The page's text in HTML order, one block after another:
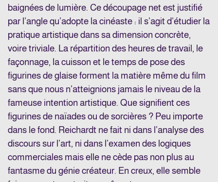
baignées de lumière. Ce découpage net est justifié
par l’angle qu’adopte la cinéaste : il s’agit d’étudier la
pratique artistique dans sa dimension concrète,
voire triviale. La répartition des heures de travail, le
façonnage, la cuisson et le temps de pose des
figurines de glaise forment la matière même du film
sans que nous n’atteignions jamais le niveau de la
fameuse intention artistique. Que signifient ces
figurines de naïades ou de sorcières ? Peu importe
dans le fond. Reichardt ne fait ni dans l’analyse des
discours sur l’art, ni dans l’examen des logiques
commerciales mais elle ne cède pas non plus au
fantasme du génie créateur. En creux, elle semble